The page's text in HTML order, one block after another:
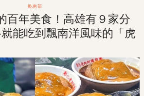
吃南部
百年美食！高雄有９家分
能吃到飄南洋風味的「虎